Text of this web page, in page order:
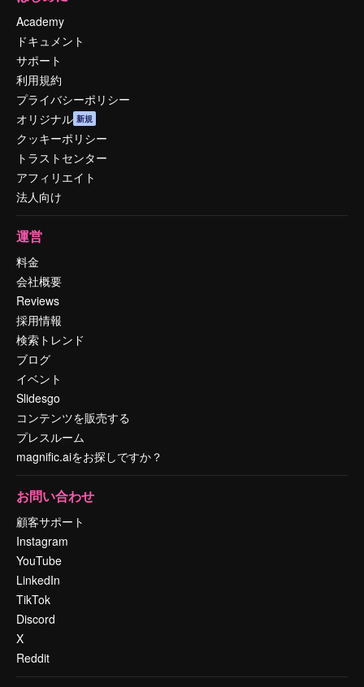
Academy
ドキュメント
サポート
利用規約
プライバシーポリシー
オリジナル 新規
クッキーポリシー
トラストセンター
アフィリエイト
法人向け
運営
料金
会社概要
Reviews
採用情報
検索トレンド
ブログ
イベント
Slidesgo
コンテンツを販売する
プレスルーム
magnific.aiをお探しですか？
お問い合わせ
顧客サポート
Instagram
YouTube
LinkedIn
TikTok
Discord
X
Reddit